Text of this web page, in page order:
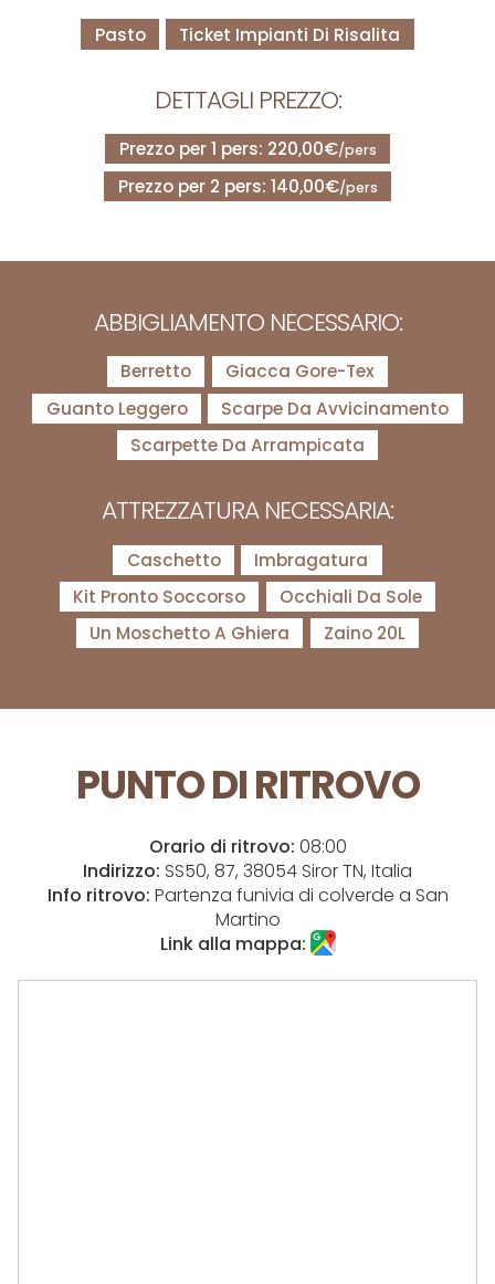
Pasto Ticket Impianti Di Risalita
DETTAGLI PREZZO:
Prezzo per 1 pers: 220,00€/pers
Prezzo per 2 pers: 140,00€/pers
ABBIGLIAMENTO NECESSARIO:
Berretto
Giacca Gore-Tex
Guanto Leggero
Scarpe Da Avvicinamento
Scarpette Da Arrampicata
ATTREZZATURA NECESSARIA:
Caschetto
Imbragatura
Kit Pronto Soccorso
Occhiali Da Sole
Un Moschetto A Ghiera
Zaino 20L
PUNTO DI RITROVO
Orario di ritrovo: 08:00
Indirizzo: SS50, 87, 38054 Siror TN, Italia
Info ritrovo: Partenza funivia di colverde a San
Martino
Link alla mappa: